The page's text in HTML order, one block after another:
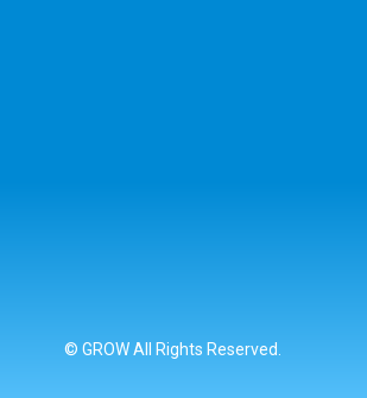
© GROW All Rights Reserved.